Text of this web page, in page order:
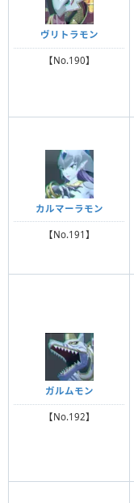
ヴリトラモン
【No.190】
カルマーラモン
【No.191】
ガルムモン
【No.192】